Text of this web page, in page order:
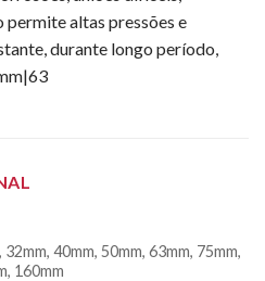
permite altas pressões e
durante longo período,
32mm, 40mm, 50mm, 63mm, 75mm,
160mm